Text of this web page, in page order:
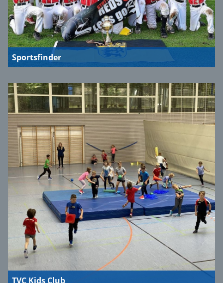
Sportsfinder
TVC Kids Club